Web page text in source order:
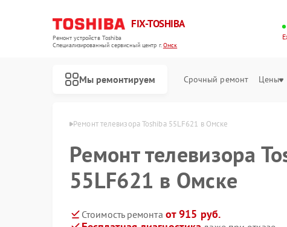
FIX-TOSHIBA
Ремонт устройств Toshiba
Специализированный cервисный центр г.Омск
Мы ремонтируем Срочный ремонт Цены
Toshiba в Омске Ремонт телевизора Toshiba 55LF621 в Омске
Ремонт телевизора
55LF621 в Омске
Стоимость ремонта от 915 руб.